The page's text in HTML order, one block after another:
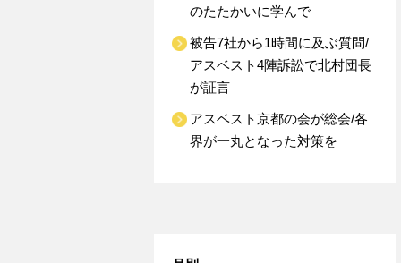
のたたかいに学んで
被告7社から1時間に及ぶ質問/
アスベスト4陣訴訟で北村団長
が証言
アスベスト京都の会が総会/各
界が一丸となった対策を